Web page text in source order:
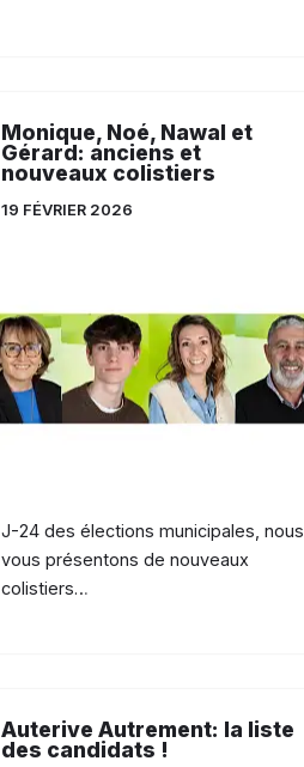
Monique, Noé, Nawal et
Gérard: anciens et
nouveaux colistiers
19 FÉVRIER 2026
J-24 des élections municipales, nous
vous présentons de nouveaux
colistiers…
Auterive Autrement: la liste
des candidats !